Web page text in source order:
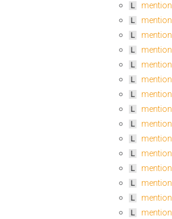
L
L
L
L
L
L
L
L
L
L
L
L
L
L
L